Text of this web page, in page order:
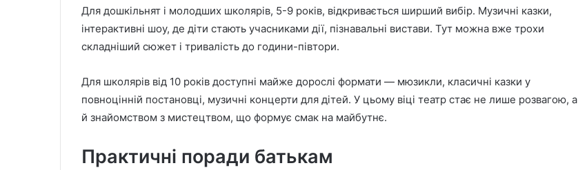
Для дошкільнят і молодших школярів, 5-9 років, відкривається ширший вибір. Музичні казки,
інтерактивні шоу, де діти стають учасниками дії, пізнавальні вистави. Тут можна вже трохи
складніший сюжет і тривалість до години-півтори.
Для школярів від 10 років доступні майже дорослі формати — мюзикли, класичні казки у
повноцінній постановці, музичні концерти для дітей. У цьому віці театр стає не лише розвагою, а
й знайомством з мистецтвом, що формує смак на майбутнє.
Практичні поради батькам